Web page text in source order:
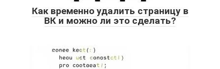
Как временно удалить страницу в
ВК и можно ли это сделать?